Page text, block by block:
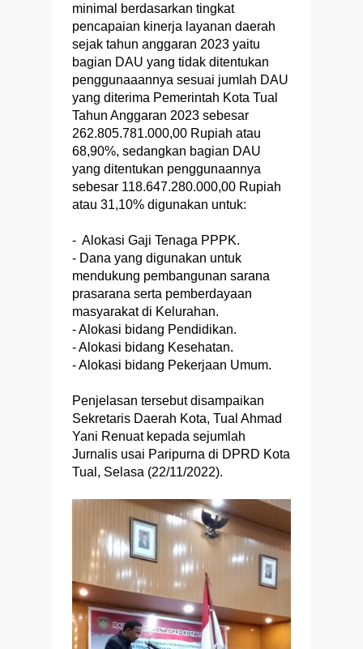
minimal berdasarkan tingkat
pencapaian kinerja layanan daerah
sejak tahun anggaran 2023 yaitu
bagian DAU yang tidak ditentukan
penggunaaannya sesuai jumlah DAU
yang diterima Pemerintah Kota Tual
Tahun Anggaran 2023 sebesar
262.805.781.000,00 Rupiah atau
68,90%, sedangkan bagian DAU
yang ditentukan penggunaannya
sebesar 118.647.280.000,00 Rupiah
atau 31,10% digunakan untuk:
- Alokasi Gaji Tenaga PPPK.
- Dana yang digunakan untuk
mendukung pembangunan sarana
prasarana serta pemberdayaan
masyarakat di Kelurahan.
- Alokasi bidang Pendidikan.
- Alokasi bidang Kesehatan.
- Alokasi bidang Pekerjaan Umum.
Penjelasan tersebut disampaikan
Sekretaris Daerah Kota, Tual Ahmad
Yani Renuat kepada sejumlah
Jurnalis usai Paripurna di DPRD Kota
Tual, Selasa (22/11/2022).